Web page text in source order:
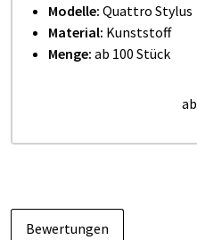
Modelle: Quattro Stylus
Material: Kunststoff
Menge: ab 100 Stück
ab
Bewertungen